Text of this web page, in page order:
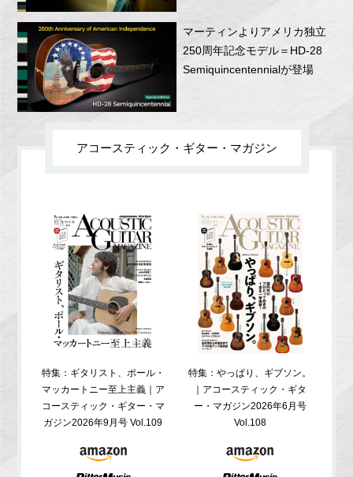
マーティンよりアメリカ独立
250周年記念モデル＝HD-28
Semiquincentennialが登場
アコースティック・ギター・マガジン
特集：ギタリスト、ポール・
マッカートニー至上主義｜ア
コースティック・ギター・マ
ガジン2026年9月号 Vol.109
特集：やっぱり、ギブソン。
｜アコースティック・ギタ
ー・マガジン2026年6月号
Vol.108